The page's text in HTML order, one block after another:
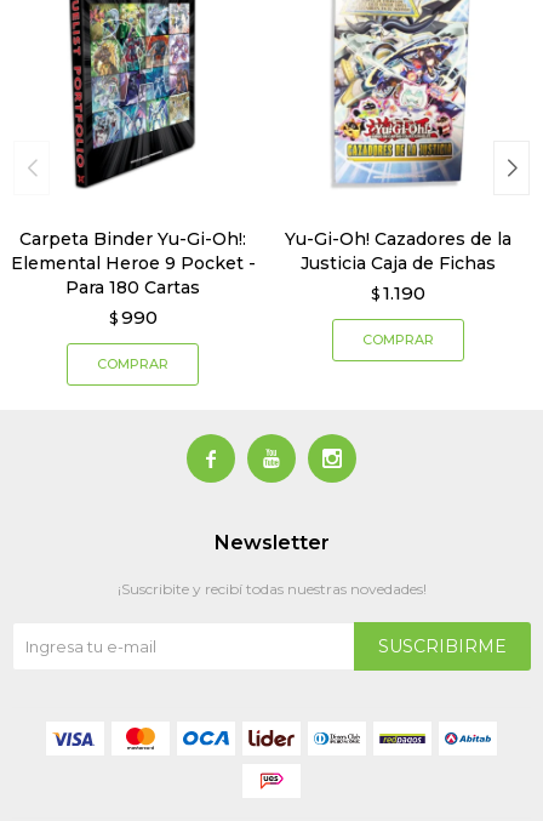
Carpeta Binder Yu-Gi-Oh!:
Elemental Heroe 9 Pocket -
Para 180 Cartas
$ 990
Yu-Gi-Oh! Cazadores de la
Justicia Caja de Fichas
$ 1.190
  
Newsletter
¡Suscribite y recibí todas nuestras novedades!
SUSCRIBIRME